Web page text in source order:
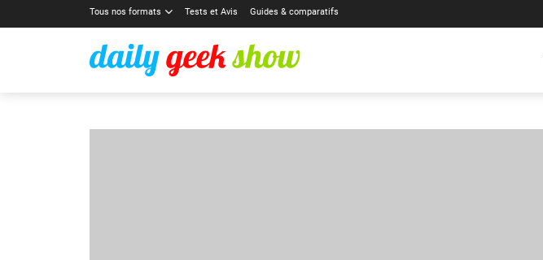
Tous nos formats Tests et Avis Guides & comparatifs